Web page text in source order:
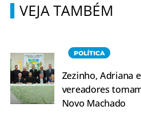
VEJA TAMBÉM
POLÍTICA
Zezinho, Adriana
vereadores
Novo Machado